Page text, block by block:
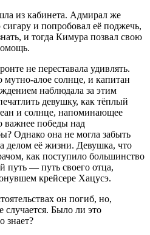
из кабинета. Адмирал же
сигару и попробовал её поджечь,
и тогда Кимура позвал свою
не переставала удивлять.
алое солнце, и капитан
наблюдала за этим
девушку, как тёплый
и солнце, напоминающее
важнее победы над
Однако она не могла забыть
делом её жизни. Девушка, что
как поступило большинство
путь — путь своего отца,
крейсере Хацусэ.
он погиб, но,
случается. Было ли это
знает?